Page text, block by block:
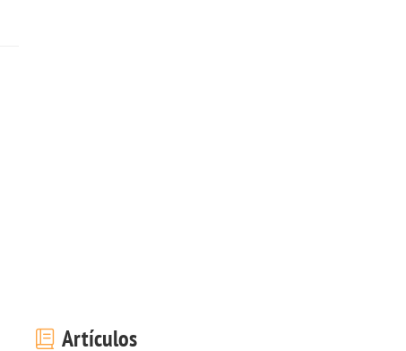
Artículos